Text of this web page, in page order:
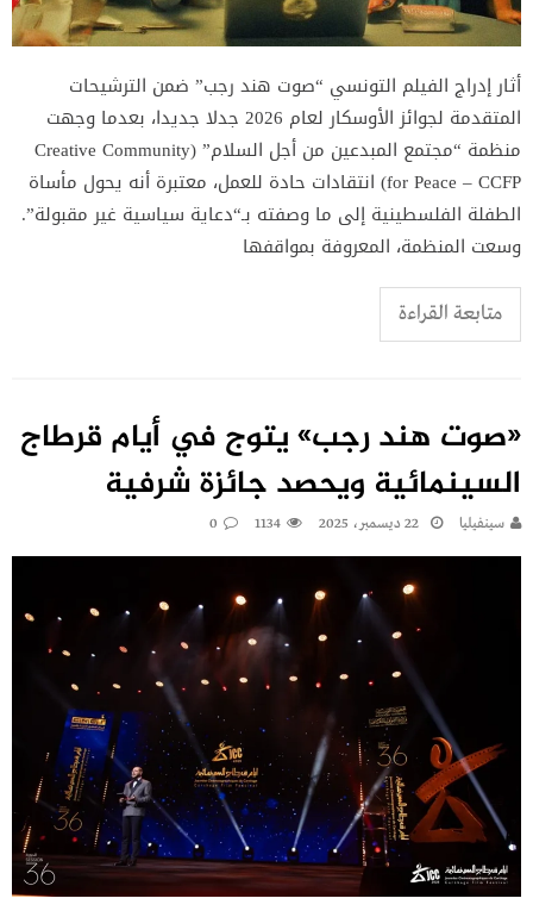
أثار إدراج الفيلم التونسي “صوت هند رجب” ضمن الترشيحات
المتقدمة لجوائز الأوسكار لعام 2026 جدلا جديدا، بعدما وجهت
منظمة “مجتمع المبدعين من أجل السلام” (Creative Community
for Peace – CCFP) انتقادات حادة للعمل، معتبرة أنه يحول مأساة
الطفلة الفلسطينية إلى ما وصفته بـ“دعاية سياسية غير مقبولة”.
وسعت المنظمة، المعروفة بمواقفها
متابعة القراءة
«صوت هند رجب» يتوج في أيام قرطاج
السينمائية ويحصد جائزة شرفية
سينفيليا 22 ديسمبر، 2025 1134
0